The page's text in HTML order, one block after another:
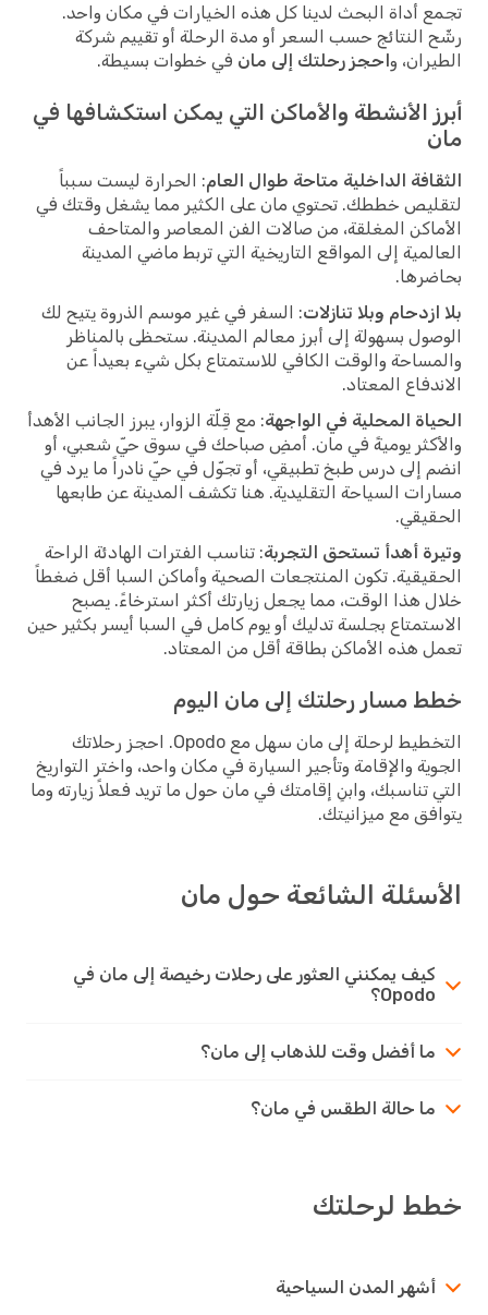
تجمع أداة البحث لدينا كل هذه الخيارات في مكان واحد.
رشّح النتائج حسب السعر أو مدة الرحلة أو تقييم شركة
الطيران، واحجز رحلتك إلى مان في خطوات بسيطة.
أبرز الأنشطة والأماكن التي يمكن استكشافها في
مان
الثقافة الداخلية متاحة طوال العام: الحرارة ليست سبباً
لتقليص خططك. تحتوي مان على الكثير مما يشغل وقتك في
الأماكن المغلقة، من صالات الفن المعاصر والمتاحف
العالمية إلى المواقع التاريخية التي تربط ماضي المدينة
بحاضرها.
بلا ازدحام وبلا تنازلات: السفر في غير موسم الذروة يتيح لك
الوصول بسهولة إلى أبرز معالم المدينة. ستحظى بالمناظر
والمساحة والوقت الكافي للاستمتاع بكل شيء بعيداً عن
الاندفاع المعتاد.
الحياة المحلية في الواجهة: مع قِلّة الزوار، يبرز الجانب الأهدأ
والأكثر يوميةً في مان. أمضِ صباحك في سوق حيّ شعبي، أو
انضم إلى درس طبخ تطبيقي، أو تجوّل في حيّ نادراً ما يرد في
مسارات السياحة التقليدية. هنا تكشف المدينة عن طابعها
الحقيقي.
وتيرة أهدأ تستحق التجربة: تناسب الفترات الهادئة الراحة
الحقيقية. تكون المنتجعات الصحية وأماكن السبا أقل ضغطاً
خلال هذا الوقت، مما يجعل زيارتك أكثر استرخاءً. يصبح
الاستمتاع بجلسة تدليك أو يوم كامل في السبا أيسر بكثير حين
تعمل هذه الأماكن بطاقة أقل من المعتاد.
خطط مسار رحلتك إلى مان اليوم
التخطيط لرحلة إلى مان سهل مع Opodo. احجز رحلاتك
الجوية والإقامة وتأجير السيارة في مكان واحد، واختر التواريخ
التي تناسبك، وابنِ إقامتك في مان حول ما تريد فعلاً زيارته وما
يتوافق مع ميزانيتك.
الأسئلة الشائعة حول مان
كيف يمكنني العثور على رحلات رخيصة إلى مان في
Opodo؟
ما أفضل وقت للذهاب إلى مان؟
ما حالة الطقس في مان؟
خطط لرحلتك
أشهر المدن السياحية